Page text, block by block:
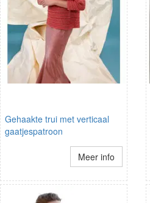
Gehaakte trui met verticaal
gaatjespatroon
Meer info